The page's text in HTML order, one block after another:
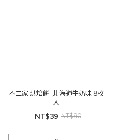
不二家 烘焙餅-北海道牛奶味 8枚
入
NT$39 NT$90